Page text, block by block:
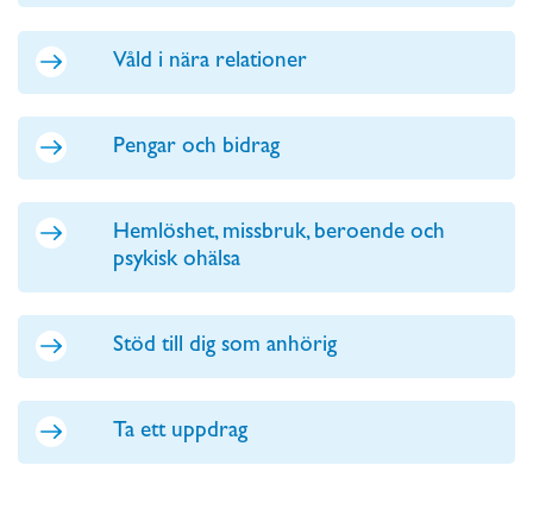
Våld i nära relationer
Pengar och bidrag
Hemlöshet, missbruk, beroende och
psykisk ohälsa
Stöd till dig som anhörig
Ta ett uppdrag